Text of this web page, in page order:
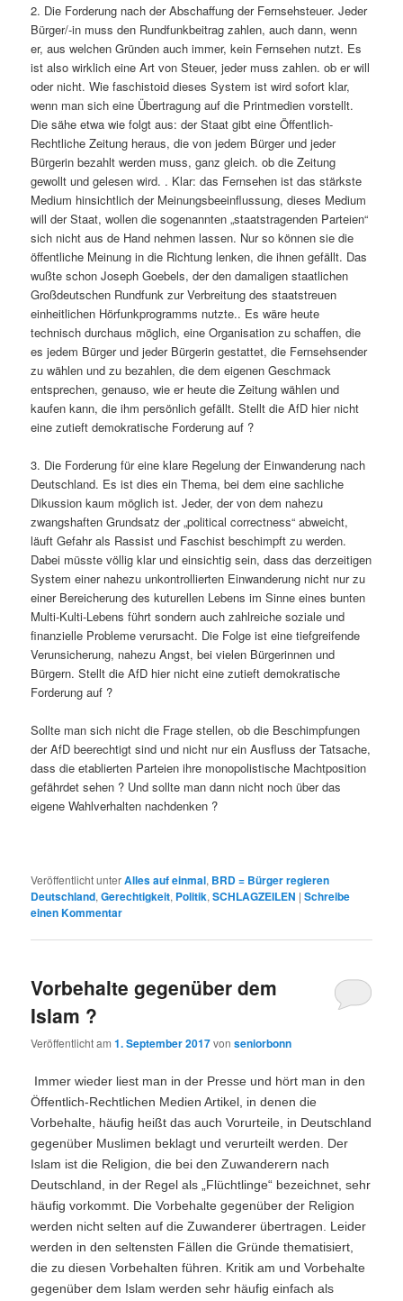
2. Die Forderung nach der Abschaffung der Fernsehsteuer. Jeder
Bürger/-in muss den Rundfunkbeitrag zahlen, auch dann, wenn
er, aus welchen Gründen auch immer, kein Fernsehen nutzt. Es
ist also wirklich eine Art von Steuer, jeder muss zahlen. ob er will
oder nicht. Wie faschistoid dieses System ist wird sofort klar,
wenn man sich eine Übertragung auf die Printmedien vorstellt.
Die sähe etwa wie folgt aus: der Staat gibt eine Öffentlich-
Rechtliche Zeitung heraus, die von jedem Bürger und jeder
Bürgerin bezahlt werden muss, ganz gleich. ob die Zeitung
gewollt und gelesen wird. . Klar: das Fernsehen ist das stärkste
Medium hinsichtlich der Meinungsbeeinflussung, dieses Medium
will der Staat, wollen die sogenannten „staatstragenden Parteien“
sich nicht aus de Hand nehmen lassen. Nur so können sie die
öffentliche Meinung in die Richtung lenken, die ihnen gefällt. Das
wußte schon Joseph Goebels, der den damaligen staatlichen
Großdeutschen Rundfunk zur Verbreitung des staatstreuen
einheitlichen Hörfunkprogramms nutzte.. Es wäre heute
technisch durchaus möglich, eine Organisation zu schaffen, die
es jedem Bürger und jeder Bürgerin gestattet, die Fernsehsender
zu wählen und zu bezahlen, die dem eigenen Geschmack
entsprechen, genauso, wie er heute die Zeitung wählen und
kaufen kann, die ihm persönlich gefällt. Stellt die AfD hier nicht
eine zutieft demokratische Forderung auf ?
3. Die Forderung für eine klare Regelung der Einwanderung nach
Deutschland. Es ist dies ein Thema, bei dem eine sachliche
Dikussion kaum möglich ist. Jeder, der von dem nahezu
zwangshaften Grundsatz der „political correctness“ abweicht,
läuft Gefahr als Rassist und Faschist beschimpft zu werden.
Dabei müsste völlig klar und einsichtig sein, dass das derzeitigen
System einer nahezu unkontrollierten Einwanderung nicht nur zu
einer Bereicherung des kuturellen Lebens im Sinne eines bunten
Multi-Kulti-Lebens führt sondern auch zahlreiche soziale und
finanzielle Probleme verursacht. Die Folge ist eine tiefgreifende
Verunsicherung, nahezu Angst, bei vielen Bürgerinnen und
Bürgern. Stellt die AfD hier nicht eine zutieft demokratische
Forderung auf ?
Sollte man sich nicht die Frage stellen, ob die Beschimpfungen
der AfD beerechtigt sind und nicht nur ein Ausfluss der Tatsache,
dass die etablierten Parteien ihre monopolistische Machtposition
gefährdet sehen ? Und sollte man dann nicht noch über das
eigene Wahlverhalten nachdenken ?
Veröffentlicht unterAlles auf einmal, BRD = Bürger regieren
Deutschland,Gerechtigkeit, Politik,SCHLAGZEILEN |Schreibe
einen Kommentar
Vorbehalte gegenüber dem
Islam ?
Veröffentlicht am1. September 2017vonseniorbonn
Immer wieder liest man in der Presse und hört man in den
Öffentlich-Rechtlichen Medien Artikel, in denen die
Vorbehalte, häufig heißt das auch Vorurteile, in Deutschland
gegenüber Muslimen beklagt und verurteilt werden. Der
Islam ist die Religion, die bei den Zuwanderern nach
Deutschland, in der Regel als „Flüchtlinge“ bezeichnet, sehr
häufig vorkommt. Die Vorbehalte gegenüber der Religion
werden nicht selten auf die Zuwanderer übertragen. Leider
werden in den seltensten Fällen die Gründe thematisiert,
die zu diesen Vorbehalten führen. Kritik am und Vorbehalte
gegenüber dem Islam werden sehr häufig einfach als